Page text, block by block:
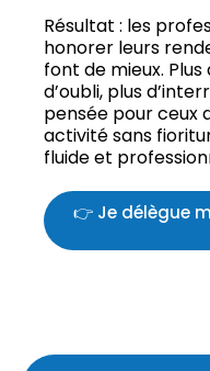
Résultat : les
honorer leurs
font de mieux.
d’oubli, plus
pensée pour ceux
activité sans
fluide et
👉 Je délègue